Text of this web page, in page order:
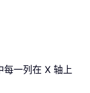
每一列在 X 轴上